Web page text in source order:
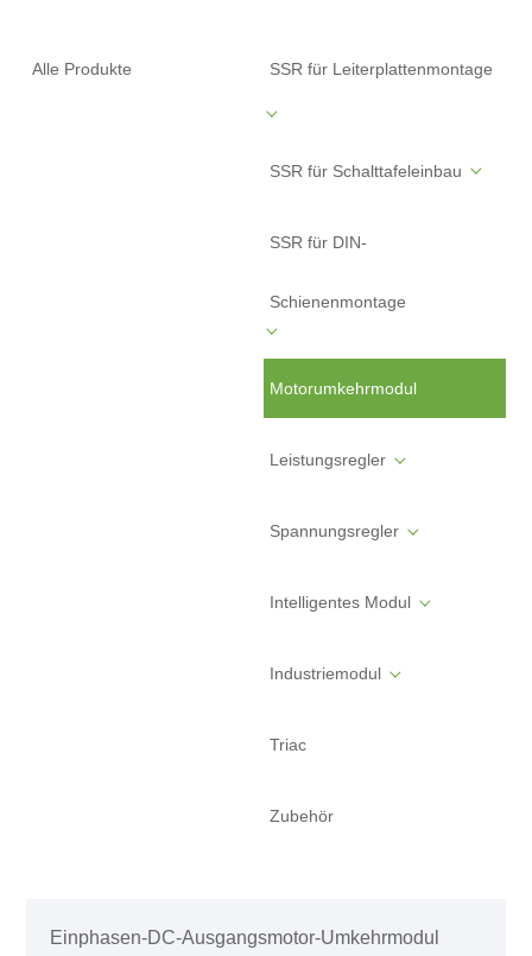
Alle Produkte SSR für Leiterplattenmontage
SSR für Schalttafeleinbau
SSR für DIN-
Schienenmontage
Motorumkehrmodul
Leistungsregler
Spannungsregler
Intelligentes Modul
Industriemodul
Triac
Zubehör
Einphasen-DC-Ausgangsmotor-Umkehrmodul